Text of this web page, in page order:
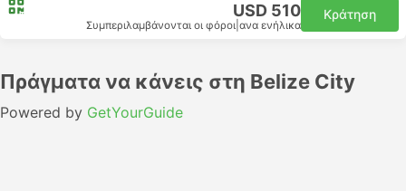
USD 510
Συμπεριλαμβάνονται οι φόροι ανα ενήλικα
Κράτηση
Πράγματα να κάνεις στη Belize City
Powered by GetYourGuide